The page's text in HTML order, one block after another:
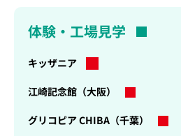
体験・工場見学
キッザニア
タ
で
江崎記念館（大阪）
グリコピア CHIBA（千葉）